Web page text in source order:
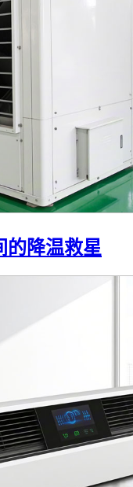
的降温救星